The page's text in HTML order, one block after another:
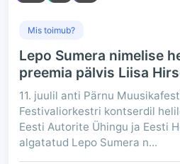
Mis toimub?
Lepo Sumera nimelise
preemia pälvis Liisa
11. juulil anti Pärnu
Festivaliorkestri kontserdil
Eesti Autorite Ühingu ja Eesti
algatatud Lepo Sumera n...